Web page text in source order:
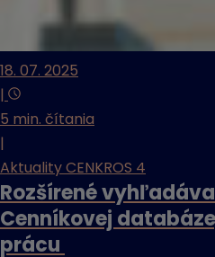
18. 07. 2025
|
5 min. čítania
|
Aktuality CENKROS 4
Rozšírené
Cenníkovej
prácu